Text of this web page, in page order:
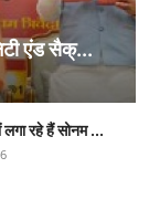
एंड सैक्...
लगा रहे हैं सोनम ...